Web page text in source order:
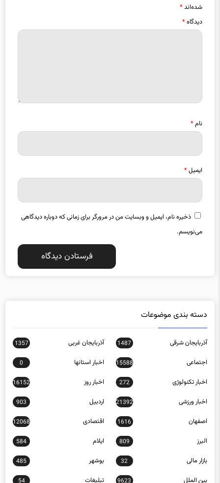
شده‌اند*
دیدگاه*
نام*
ایمیل*
ذخیره نام، ایمیل و وبسایت من در مرورگر برای زمانی که دوباره دیدگاهی
می‌نویسم.
دسته بندی موضوعات
آذربایجان شرقی 1487 آذربایجان غربی 1357
اجتماعی 15588 اخبار استانها 0
اخبار تکنولوژی 272 اخبار روز 16152
اخبار ورزشی 21392 اردبیل 903
اصفهان 1616 اقتصادی 12068
البرز 809 ایلام 584
بازار مالی 32 بوشهر 485
بین الملل 9623 تبلیغات 54